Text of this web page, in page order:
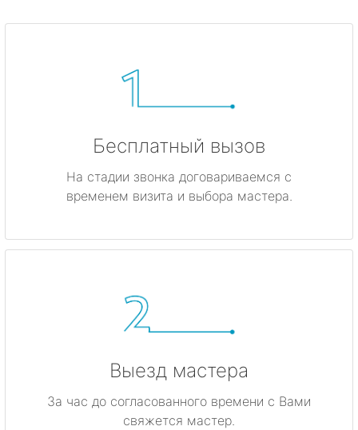
Бесплатный вызов
На стадии звонка договариваемся с
временем визита и выбора мастера.
Выезд мастера
За час до согласованного времени с Вами
свяжется мастер.